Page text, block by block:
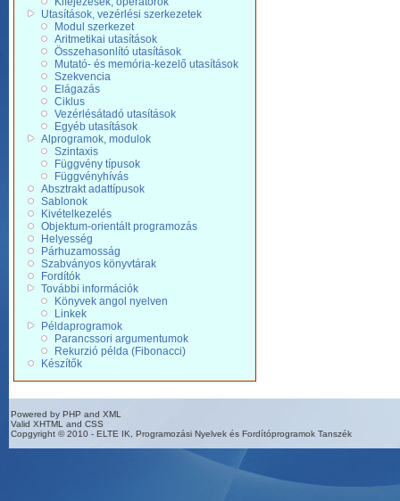
Utasítások, vezérlési szerkezetek
Modul szerkezet
Aritmetikai utasítások
Összehasonlító utasítások
Mutató- és memória-kezelő utasítások
Szekvencia
Elágazás
Ciklus
Vezérlésátadó utasítások
Egyéb utasítások
Alprogramok, modulok
Szintaxis
Függvény típusok
Függvényhívás
Absztrakt adattípusok
Sablonok
Kivételkezelés
Objektum-orientált programozás
Helyesség
Párhuzamosság
Szabványos könyvtárak
Fordítók
További információk
Könyvek angol nyelven
Linkek
Példaprogramok
Parancssori argumentumok
Rekurzió példa (Fibonacci)
Készítők
Powered by PHP and XML
Valid XHTML and CSS
Copgyright © 2010 - ELTE IK, Programozási Nyelvek és Fordítóprogramok Tanszék